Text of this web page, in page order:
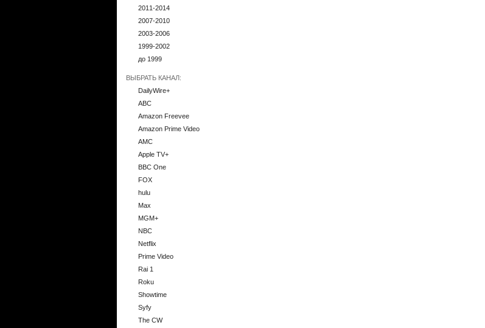
2011-2014
2007-2010
2003-2006
1999-2002
до 1999
ВЫБРАТЬ КАНАЛ:
DailyWire+
ABC
Amazon Freevee
Amazon Prime Video
AMC
Apple TV+
BBC One
FOX
hulu
Max
MGM+
NBC
Netflix
Prime Video
Rai 1
Roku
Showtime
Syfy
The CW